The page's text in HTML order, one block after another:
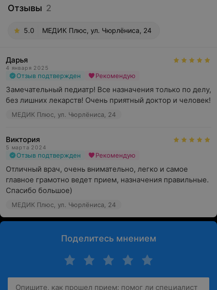
Отзывы 2
5.0 МЕДИК Плюс, ул. Чюрлёниса, 24
Дарья
4 января 2025
Отзыв подтвержден Рекомендую
Замечательный педиатр! Все назначения только по делу,
без лишних лекарств! Очень приятный доктор и человек!
МЕДИК Плюс, ул. Чюрлёниса, 24
Виктория
5 марта 2024
Отзыв подтвержден Рекомендую
Отличный врач, очень внимательно, легко и самое
главное грамотно ведет прием, назначения правильные.
Спасибо большое)
МЕДИК Плюс, ул. Чюрлёниса, 24
Поделитесь мнением